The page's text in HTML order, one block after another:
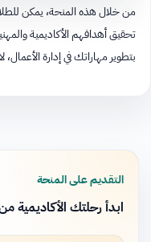
من خلال هذه المنحة، يمكن
تحقيق أهدافهم الأكاديمية
بتطوير مهاراتك في إدارة الأعمال،
التقديم على المنحة
ابدأ رحلتك الأكاديمية